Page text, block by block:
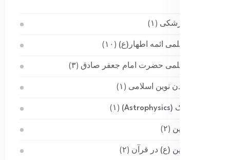
احادیث پزشکی (۱)
احادیث علمی ائمه اطهار(ع) (۱۰)
احادیث علمی حضرت امام جعفر صادق (۳)
احیای تمدن نوین اسلامی (۱)
اخترفیزیک (Astrophysics) (۱)
امام حسین (۲)
امام حسین (ع) در قرآن (۲)